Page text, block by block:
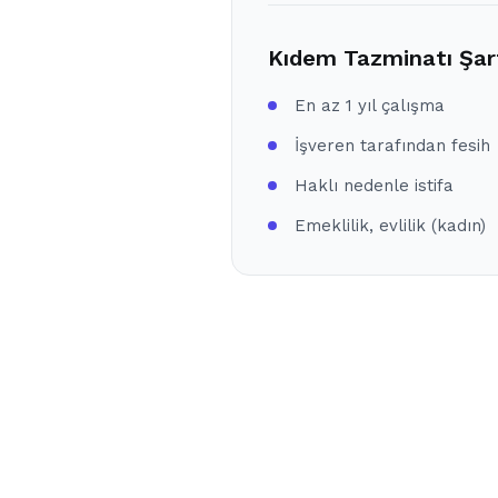
Kıdem Tazminatı
En az 1 yıl çalışma
İşveren tarafından fesih
Haklı nedenle istifa
Emeklilik, evlilik (kadın)